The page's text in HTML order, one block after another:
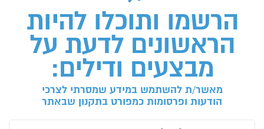
הרשמו ותוכלו להיות
הראשונים לדעת על
מבצעים ודילים:
מאשר/ת להשתמש במידע שמסרתי לצרכי
הודעות ופרסומות כמפורט בתקנון שבאתר